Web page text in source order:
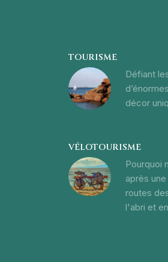
TOURISME
Défiant
décor
VÉLOTOURISME
Pourquoi
après
routes
l'abri et